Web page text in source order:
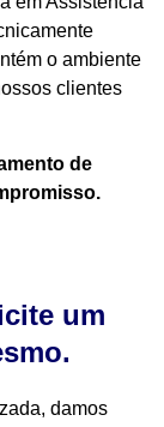
o ambiente
clientes
de
um
damos